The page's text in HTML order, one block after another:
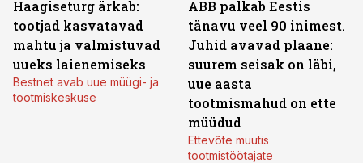
Haagiseturg ärkab:
tootjad kasvatavad
mahtu ja valmistuvad
uueks laienemiseks
Bestnet avab uue müügi- ja
tootmiskeskuse
ABB palkab Eestis
tänavu veel 90 inimest.
Juhid avavad plaane:
suurem seisak on läbi,
uue aasta
tootmismahud on ette
müüdud
Ettevõte muutis
tootmistöötajate